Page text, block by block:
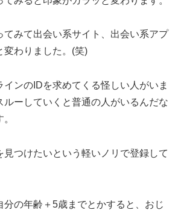
てみて出会い系サイト、出会い系アプ
変わりました。(笑)
インのIDを求めてくる怪しい人がいま
ルーしていくと普通の人がいるんだな
見つけたいという軽いノリで登録して
分の年齢＋5歳までとかすると、おじ